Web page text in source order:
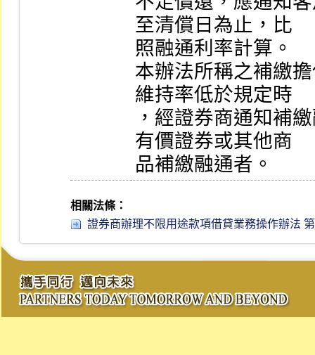
至清償日為止，比
照融通利率計算。
本辦法所稱之補繳
維持率低於規定時
，經證券商通知補
有價證券或其他商
品補繳融通者。
相關法條：
證券商辦理不限用途款項借貸業務操作辦法